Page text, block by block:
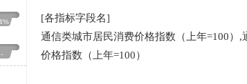
-
[各指标字段名]
通信类城市居民消费价格指数（上年=100）
价格指数（上年=100）